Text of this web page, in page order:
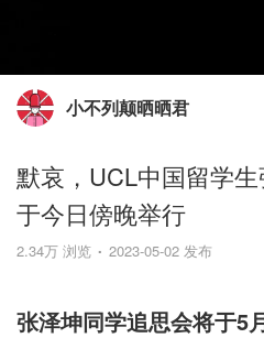
小不列颠晒晒君
默哀，UCL中国留学
于今日傍晚举行
2.34万 浏览 2023-05-02 发布
张泽坤同学追思会将于5